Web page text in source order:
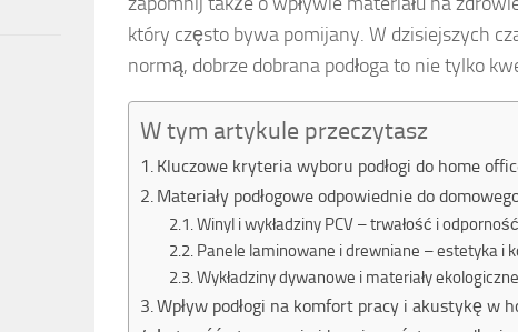
który często bywa pomijany. W dzisiejszych
normą, dobrze dobrana podłoga to nie tylko
W tym artykule przeczytasz
Kluczowe kryteria wyboru podłogi do home
Materiały podłogowe odpowiednie do
Winyl i wykładziny PCV – trwałość i
Panele laminowane i drewniane – estetyka i
Wykładziny dywanowe i materiały
Wpływ podłogi na komfort pracy i akustykę w